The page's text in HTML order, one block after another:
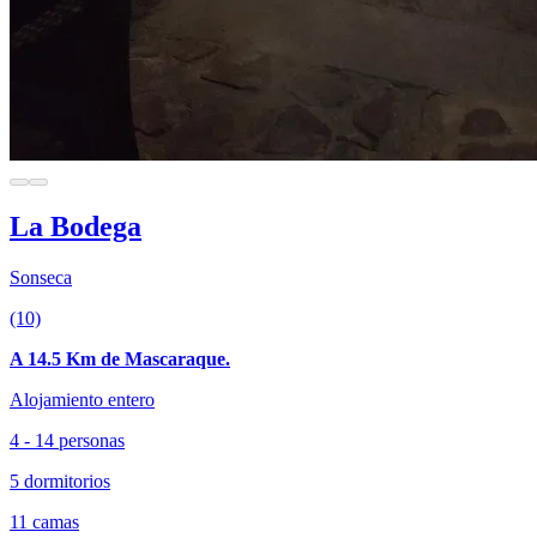
La Bodega
Sonseca
(10)
A 14.5 Km de Mascaraque.
Alojamiento entero
4 - 14 personas
5 dormitorios
11 camas